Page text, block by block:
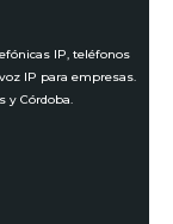
IP, teléfonos
IP para empresas.
y Córdoba.